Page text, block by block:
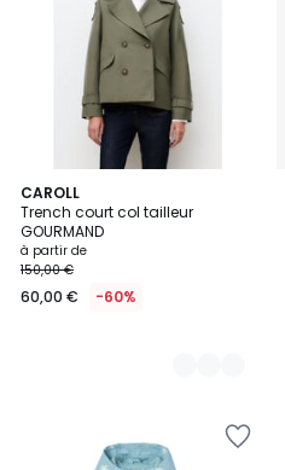
CAROLL
Trench court col tailleur
GOURMAND
à partir de
150,00 €
60,00 € -60%
2
Couleurs